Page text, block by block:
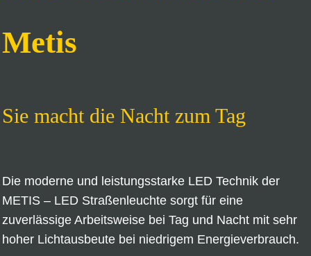
Metis
Sie macht die Nacht zum Tag
Die moderne und leistungsstarke LED Technik der
METIS – LED Straßenleuchte sorgt für eine
zuverlässige Arbeitsweise bei Tag und Nacht mit sehr
hoher Lichtausbeute bei niedrigem Energieverbrauch.